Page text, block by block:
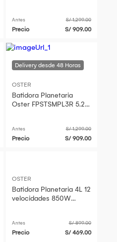
Antes S/ 1,299.00
Precio S/ 909.00
OSTER
Batidora Planetaria
Oster FPSTSMPL3R 5.2L
Antes S/ 1,299.00
Precio S/ 909.00
OSTER
Batidora Planetaria 4L 12
velocidades 850W
Antes S/ 899.00
Precio S/ 469.00